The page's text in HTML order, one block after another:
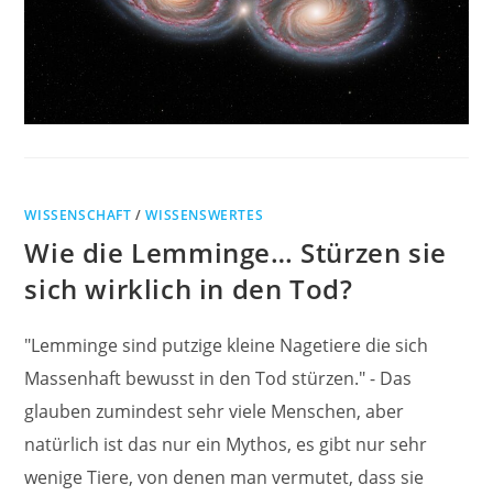
WISSENSCHAFT /WISSENSWERTES
Wie die Lemminge… Stürzen sie
sich wirklich in den Tod?
"Lemminge sind putzige kleine Nagetiere die sich
Massenhaft bewusst in den Tod stürzen." - Das
glauben zumindest sehr viele Menschen, aber
natürlich ist das nur ein Mythos, es gibt nur sehr
wenige Tiere, von denen man vermutet, dass sie